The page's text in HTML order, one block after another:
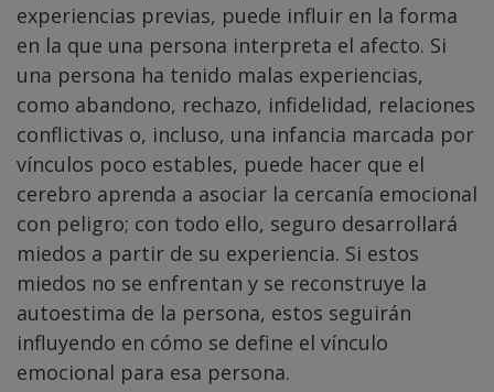
experiencias previas, puede influir en la forma
en la que una persona interpreta el afecto. Si
una persona ha tenido malas experiencias,
como abandono, rechazo, infidelidad, relaciones
conflictivas o, incluso, una infancia marcada por
vínculos poco estables, puede hacer que el
cerebro aprenda a asociar la cercanía emocional
con peligro; con todo ello, seguro desarrollará
miedos a partir de su experiencia. Si estos
miedos no se enfrentan y se reconstruye la
autoestima de la persona, estos seguirán
influyendo en cómo se define el vínculo
emocional para esa persona.